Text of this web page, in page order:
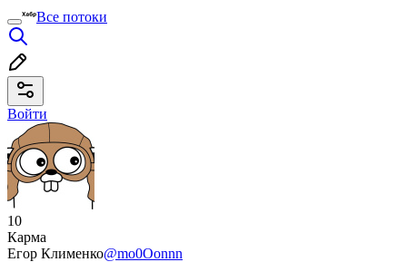
Все потоки
Войти
10
Карма
Егор Клименко@mo0Oonnn